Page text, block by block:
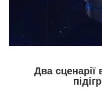
Два